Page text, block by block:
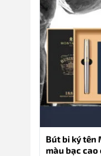
Bút bi ký tên
màu bạc